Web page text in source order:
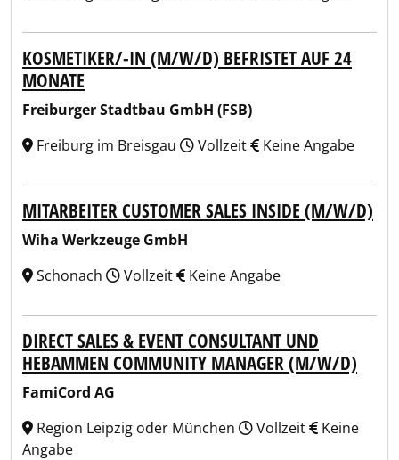
KOSMETIKER/-IN (M/W/D) BEFRISTET AUF 24
MONATE
Freiburger Stadtbau GmbH (FSB)
Freiburg im Breisgau
Vollzeit Keine Angabe
MITARBEITER CUSTOMER SALES INSIDE (M/W/D)
Wiha Werkzeuge GmbH
Schonach
Vollzeit Keine Angabe
DIRECT SALES & EVENT CONSULTANT UND
HEBAMMEN COMMUNITY MANAGER (M/W/D)
FamiCord AG
Region Leipzig oder München
Vollzeit
Keine
Angabe